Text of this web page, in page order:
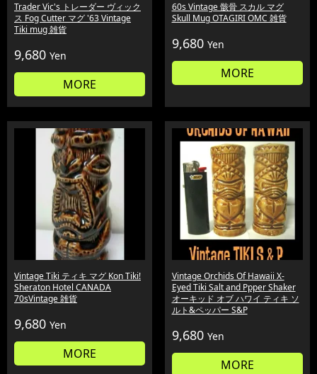
Trader Vic's トレーダー ヴィック
ス Fog Cutter マグ '63 Vintage
Tiki mug 雑貨
9,680 Yen
MORE
60s Vintage 骸骨 スカル マグ
Skull Mug OTAGIRI OMC 雑貨
9,680 Yen
MORE
Vintage Tiki ティキ マグ Kon Tiki!
Sheraton Hotel CANADA
70sVintage 雑貨
9,680 Yen
MORE
Vintage Orchids Of Hawaii X-
Eyed Tiki Salt and Ppper Shaker
オーキッド オブ ハワイ ティキ ソ
ルト&ペッパー S&P
9,680 Yen
MORE